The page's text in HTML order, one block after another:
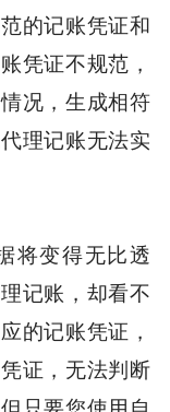
的记账凭证和
凭证不规范，
况，生成相符
理记账无法实
将变得无比透
记账，却看不
的记账凭证，
证，无法判断